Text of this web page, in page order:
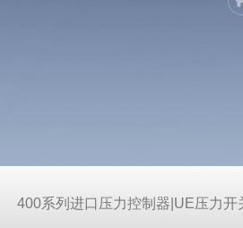
400系列进口压力控制器|UE压力开